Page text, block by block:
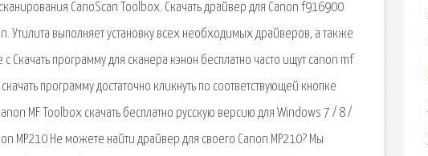
CanoScan Toolbox. Скачать драйвер для Canon f916900
выполняет установку всех необходимых драйверов, а также
Скачать программу для сканера кэнон бесплатно часто ищут canon mf
программу достаточно кликнуть по соответствующей кнопке
MF Toolbox скачать бесплатно русскую версию для Windows 7 / 8 /
MP210 Не можете найти драйвер для своего Canon MP210? Мы